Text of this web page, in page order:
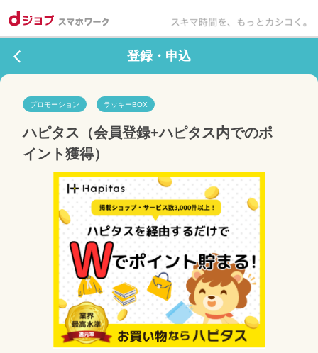
登録・申込
プロモーション ラッキーBOX
ハピタス（会員登録+ハピタス内でのポ
イント獲得）